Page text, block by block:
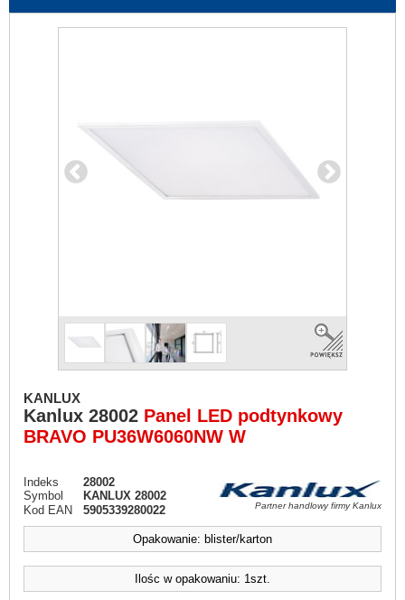
KANLUX
Kanlux 28002 Panel LED podtynkowy
BRAVO PU36W6060NW W
Indeks
28002
Symbol
KANLUX 28002
Kod EAN
5905339280022 Partner handlowy firmy Kanlux
Opakowanie: blister/karton
Ilośc w opakowaniu: 1szt.